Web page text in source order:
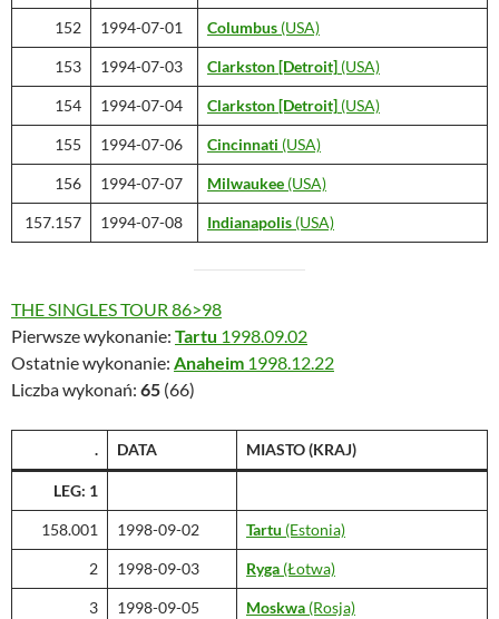
152 1994-07-01 Columbus (USA)
153 1994-07-03 Clarkston[Detroit] (USA)
154 1994-07-04 Clarkston[Detroit] (USA)
155 1994-07-06 Cincinnati (USA)
156 1994-07-07 Milwaukee (USA)
157.157 1994-07-08 Indianapolis (USA)
THE SINGLES TOUR 86>98
Pierwsze wykonanie: Tartu 1998.09.02
Ostatnie wykonanie: Anaheim 1998.12.22
Liczba wykonań: 65 (66)
. DATA MIASTO(KRAJ)
LEG: 1
158.001 1998-09-02 Tartu (Estonia)
2 1998-09-03 Ryga (Łotwa)
3 1998-09-05 Moskwa (Rosja)